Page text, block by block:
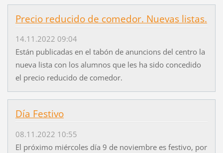
Precio reducido de comedor. Nuevas listas.
14.11.2022 09:04
Están publicadas en el tabón de anuncions del centro la
nueva lista con los alumnos que les ha sido concedido
el precio reducido de comedor.
Día Festivo
08.11.2022 10:55
El próximo miércoles día 9 de noviembre es festivo, por